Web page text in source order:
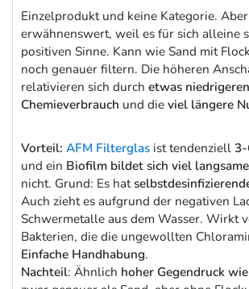
Einzelprodukt und keine Kategorie.
erwähnenswert, weil es für sich alleine
positiven Sinne. Kann wie Sand mit
noch genauer filtern. Die höheren
relativieren sich durch etwas niedrigeren
Chemieverbrauch und dieviel längere
Vorteil: AFM Filterglas ist tendenziell3-
und ein Biofilm bildet sich viel
nicht. Grund: Es hat
Auch zieht es aufgrund der negativen
Schwermetalle aus dem Wasser. Wirkt
Bakterien, die die ungewollten
Einfache Handhabung.
Nachteil: Ähnlich hoher Gegendruck